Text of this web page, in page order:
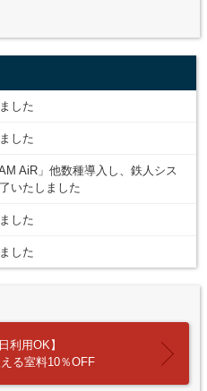
した
した
AiR」他数種導入し、鉄人シス
いたしました
した
した
利用OK】
る室料10％OFF